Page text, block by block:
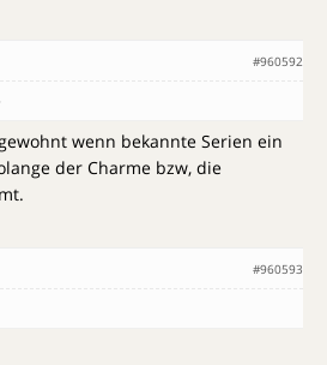
#960592
wenn bekannte Serien ein
der Charme bzw, die
#960593